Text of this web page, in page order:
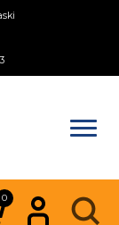
0